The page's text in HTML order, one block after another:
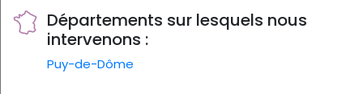
Départements sur lesquels nous
intervenons :
Puy-de-Dôme